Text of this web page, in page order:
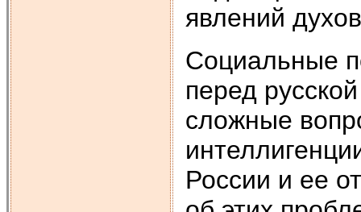
явлений
Социальные
перед
сложные
России и ее